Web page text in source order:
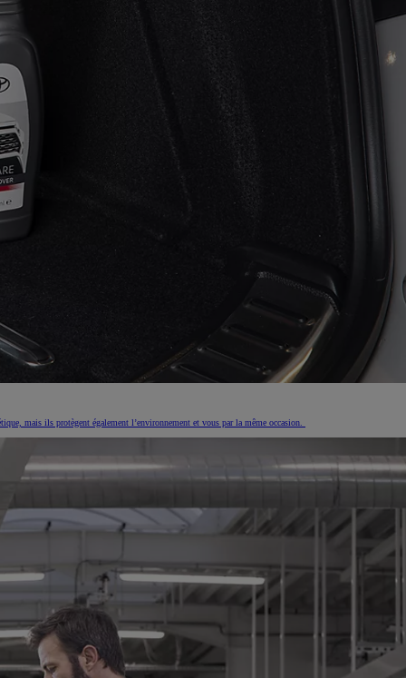
mais ils protègent également l’environnement et vous par la même occasion.